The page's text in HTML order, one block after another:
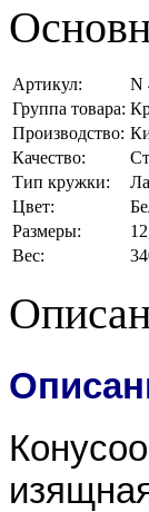
Артикул:
N
Группа товара:
Производство:
Качество:
Тип кружки:
Цвет:
Размеры:
Вес: